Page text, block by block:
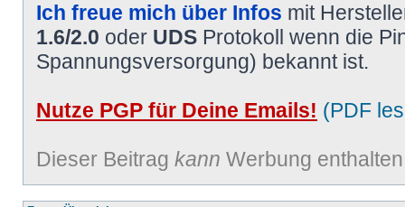
Ich freue mich über Infos mit
1.6/2.0 oder UDS Protokoll wenn die
Spannungsversorgung) bekannt ist.
Nutze PGP für Deine Emails! (PDF
Dieser Beitrag kann Werbung